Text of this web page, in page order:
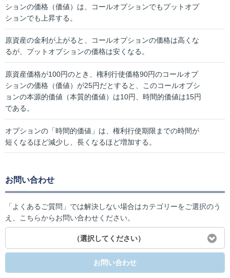
ションの価格（価値）は、コールオプションでもプットオプ
ションでも上昇する。
原資産の金利が上がると、コールオプションの価格は高くな
るが、プットオプションの価格は安くなる。
原資産価格が100円のとき、権利行使価格90円のコールオプ
ションの価格（価値）が25円だとすると、このコールオプシ
ョンの本源的価値（本質的価値）は10円、時間的価値は15円
である。
オプションの「時間的価値」は、権利行使期限までの時間が
短くなるほど減少し、長くなるほど増加する。
お問い合わせ
「よくあるご質問」では解決しない場合はカテゴリーをご選択のう
え、こちらからお問い合わせください。
（選択してください）
お問い合わせ